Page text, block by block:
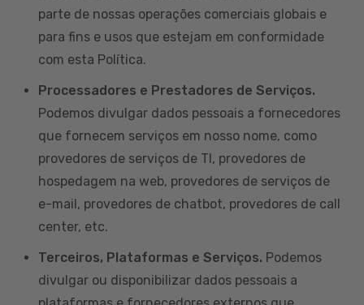
parte de nossas operações comerciais globais e
para fins e usos que estejam em conformidade
com esta Política.
Processadores e Prestadores de Serviços.
Podemos divulgar dados pessoais a fornecedores
que fornecem serviços em nosso nome, como
provedores de serviços de TI, provedores de
hospedagem na web, provedores de serviços de
e-mail, provedores de chatbot, provedores de call
center, etc.
Terceiros, Plataformas e Serviços. Podemos
divulgar ou disponibilizar dados pessoais a